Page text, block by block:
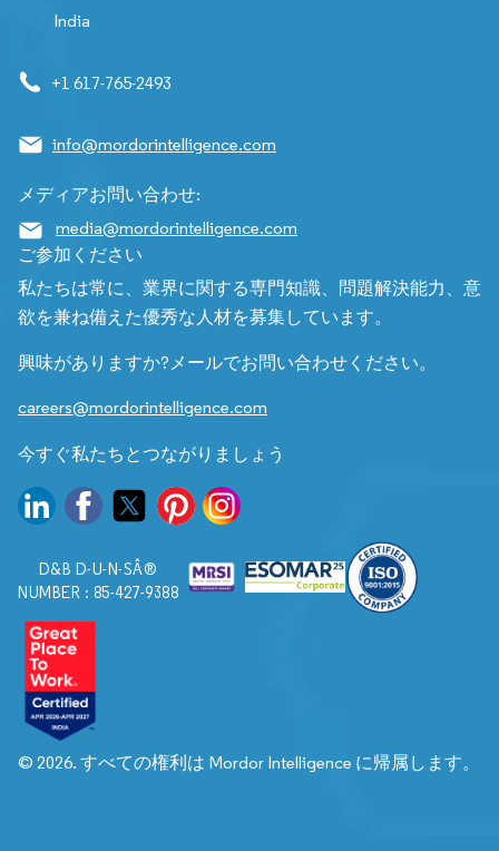
India
+1 617-765-2493
info@mordorintelligence.com
メディアお問い合わせ:
media@mordorintelligence.com
ご参加ください
私たちは常に、業界に関する専門知識、問題解決能力、意
欲を兼ね備えた優秀な人材を募集しています。
興味がありますか?メールでお問い合わせください。
careers@mordorintelligence.com
今すぐ私たちとつながりましょう
D&B D-U-N-SÂ®
NUMBER : 85-427-9388
© 2026. すべての権利は Mordor Intelligence に帰属します。